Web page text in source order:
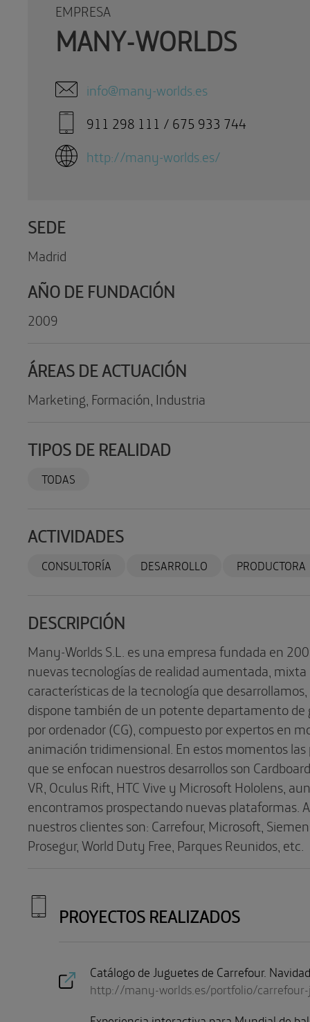
EMPRESA
MANY-WORLDS
info@many-worlds.es
911 298 111 / 675 933 744
http://many-worlds.es/
SEDE
Madrid
AÑO DE FUNDACIÓN
2009
ÁREAS DE ACTUACIÓN
Marketing, Formación, Industria
TIPOS DE REALIDAD
TODAS
ACTIVIDADES
CONSULTORÍA DESARROLLO PRODUCTORA
DESCRIPCIÓN
Many-Worlds S.L. es una empresa fundada en
nuevas tecnologías de realidad aumentada, mixta
características de la tecnología que
dispone también de un potente departamento de
por ordenador (CG), compuesto por expertos en
animación tridimensional. En estos momentos
que se enfocan nuestros desarrollos son
VR, Oculus Rift, HTC Vive y Microsoft Hololens,
encontramos prospectando nuevas plataformas.
nuestros clientes son: Carrefour, Microsoft,
Prosegur, World Duty Free, Parques Reunidos, etc.
PROYECTOS REALIZADOS
Catálogo de Juguetes de Carrefour.
http://many-worlds.es/portfolio/